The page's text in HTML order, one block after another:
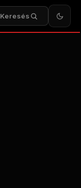
Keresés